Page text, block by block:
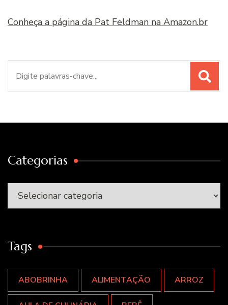
Conheça a página da Pat Feldman na Amazon.br
Categorias
Categorias
Tags
ABOBRINHA ALIMENTAÇÃO ARROZ